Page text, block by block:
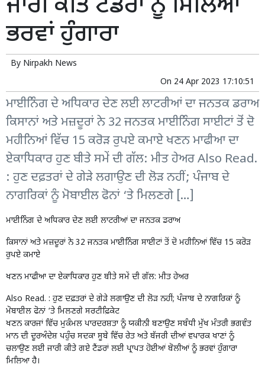
ਜਾਰੀ ਕੀਤੇ ਟੈਂਡਰਾਂ ਨੂੰ ਮਿਲਿਆ
ਭਰਵਾਂ ਹੁੰਗਾਰਾ
By Nirpakh News
On 24 Apr 2023 17:10:51
ਮਾਈਨਿੰਗ ਦੇ ਅਧਿਕਾਰ ਦੇਣ ਲਈ ਲਾਟਰੀਆਂ ਦਾ ਜਨਤਕ ਡਰਾਅ
ਕਿਸਾਨਾਂ ਅਤੇ ਮਜ਼ਦੂਰਾਂ ਨੇ 32 ਜਨਤਕ ਮਾਈਨਿੰਗ ਸਾਈਟਾਂ ਤੋਂ ਦੋ
ਮਹੀਨਿਆਂ ਵਿੱਚ 15 ਕਰੋੜ ਰੁਪਏ ਕਮਾਏ ਖਣਨ ਮਾਫੀਆ ਦਾ
ਏਕਾਧਿਕਾਰ ਹੁਣ ਬੀਤੇ ਸਮੇਂ ਦੀ ਗੱਲ: ਮੀਤ ਹੇਅਰ Also Read.
: ਹੁਣ ਦਫ਼ਤਰਾਂ ਦੇ ਗੇੜੇ ਲਗਾਉਣ ਦੀ ਲੋੜ ਨਹੀਂ; ਪੰਜਾਬ ਦੇ
ਨਾਗਰਿਕਾਂ ਨੂੰ ਮੋਬਾਈਲ ਫੋਨਾਂ ‘ਤੇ ਮਿਲਣਗੇ […]
ਮਾਈਨਿੰਗ ਦੇ ਅਧਿਕਾਰ ਦੇਣ ਲਈ ਲਾਟਰੀਆਂ ਦਾ ਜਨਤਕ ਡਰਾਅ
ਕਿਸਾਨਾਂ ਅਤੇ ਮਜ਼ਦੂਰਾਂ ਨੇ 32 ਜਨਤਕ ਮਾਈਨਿੰਗ ਸਾਈਟਾਂ ਤੋਂ ਦੋ ਮਹੀਨਿਆਂ ਵਿੱਚ 15 ਕਰੋੜ
ਰੁਪਏ ਕਮਾਏ
ਖਣਨ ਮਾਫੀਆ ਦਾ ਏਕਾਧਿਕਾਰ ਹੁਣ ਬੀਤੇ ਸਮੇਂ ਦੀ ਗੱਲ: ਮੀਤ ਹੇਅਰ
Also Read. : ਹੁਣ ਦਫ਼ਤਰਾਂ ਦੇ ਗੇੜੇ ਲਗਾਉਣ ਦੀ ਲੋੜ ਨਹੀਂ; ਪੰਜਾਬ ਦੇ ਨਾਗਰਿਕਾਂ ਨੂੰ
ਮੋਬਾਈਲ ਫੋਨਾਂ ‘ਤੇ ਮਿਲਣਗੇ ਸਰਟੀਫ਼ਿਕੇਟ
ਖਣਨ ਕਾਰਜਾਂ ਵਿੱਚ ਮੁਕੰਮਲ ਪਾਰਦਰਸ਼ਤਾ ਨੂੰ ਯਕੀਨੀ ਬਣਾਉਣ ਸਬੰਧੀ ਮੁੱਖ ਮੰਤਰੀ ਭਗਵੰਤ
ਮਾਨ ਦੀ ਦੂਰਅੰਦੇਸ਼ ਪਹੁੰਚ ਸਦਕਾ ਸੂਬੇ ਵਿੱਚ ਰੇਤ ਅਤੇ ਬੱਜਰੀ ਦੀਆਂ ਵਪਾਰਕ ਖਾਣਾਂ ਨੂੰ
ਚਲਾਉਣ ਲਈ ਜਾਰੀ ਕੀਤੇ ਗਏ ਟੈਂਡਰਾਂ ਲਈ ਪ੍ਰਾਪਤ ਹੋਈਆਂ ਬੋਲੀਆਂ ਨੂੰ ਭਰਵਾਂ ਹੁੰਗਾਰਾ
ਮਿਲਿਆ ਹੈ।